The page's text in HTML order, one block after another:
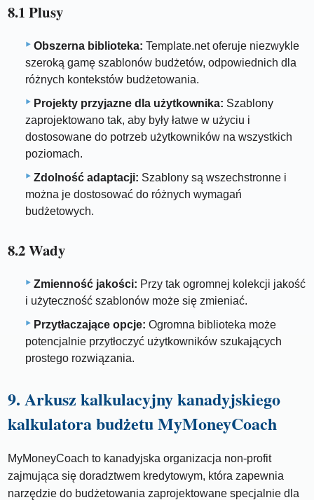
8.1 Plusy
Obszerna biblioteka: Template.net oferuje niezwykle
szeroką gamę szablonów budżetów, odpowiednich dla
różnych kontekstów budżetowania.
Projekty przyjazne dla użytkownika: Szablony
zaprojektowano tak, aby były łatwe w użyciu i
dostosowane do potrzeb użytkowników na wszystkich
poziomach.
Zdolność adaptacji: Szablony są wszechstronne i
można je dostosować do różnych wymagań
budżetowych.
8.2 Wady
Zmienność jakości: Przy tak ogromnej kolekcji jakość
i użyteczność szablonów może się zmieniać.
Przytłaczające opcje: Ogromna biblioteka może
potencjalnie przytłoczyć użytkowników szukających
prostego rozwiązania.
9. Arkusz kalkulacyjny kanadyjskiego
kalkulatora budżetu MyMoneyCoach
MyMoneyCoach to kanadyjska organizacja non-profit
zajmująca się doradztwem kredytowym, która zapewnia
narzędzie do budżetowania zaprojektowane specjalnie dla